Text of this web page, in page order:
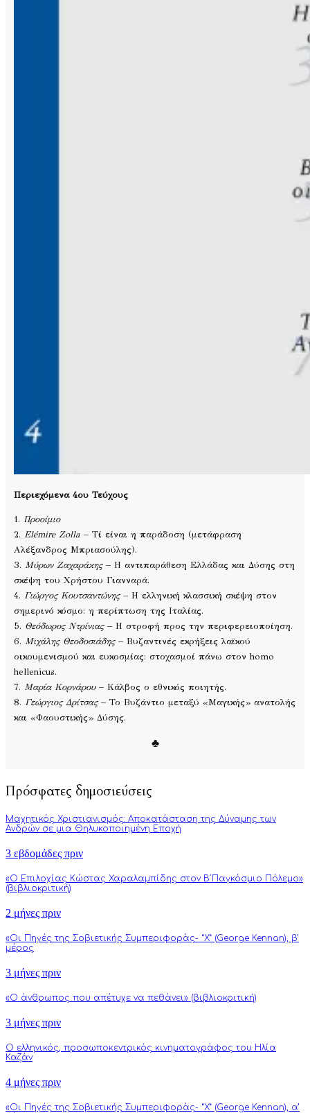
Περιεχόμενα 4ου Τεύχους
1. Προοίμιο
2. Elémire Zolla – Τί είναι η παράδοση (μετάφραση
Αλέξανδρος Μπριασούλης).
3. Μύρων Ζαχαράκης– Η αντιπαράθεση Ελλάδας και Δύσης στη
σκέψη του Χρήστου Γιανναρά.
4. Γιώργος Κουτσαντώνης– Η ελληνική κλασσική σκέψη στον
σημερινό κόσμο: η περίπτωση της Ιταλίας.
5. Θεόδωρος Ντρίνιας– Η στροφή προς την περιφερειοποίηση.
6. Μιχάλης Θεοδοσιάδης– Βυζαντινές εκρήξεις λαϊκού
οικουμενισμού και ευκοσμίας: στοχασμοί πάνω στον homo
hellenicus.
7. Μαρία Κορνάρου– Κάλβος ο εθνικός ποιητής.
8. Γεώργιος Δρίτσας– Το Βυζάντιο μεταξύ «Μαγικής» ανατολής
και «Φαουστικής» Δύσης.
♣
Πρόσφατες δημοσιεύσεις
Μαχητικός Χριστιανισμός: Αποκατάσταση της Δύναμης των
Ανδρών σε μια Θηλυκοποιημένη Εποχή
3 εβδομάδες πριν
«Ο Επιλοχίας Κώστας Χαραλαμπίδης στον Β΄Παγκόσμιο Πόλεμο»
(βιβλιοκριτική)
2 μήνες πριν
«Οι Πηγές της Σοβιετικής Συμπεριφοράς- “Χ” (George Kennan), β’
μέρος
3 μήνες πριν
«Ο άνθρωπος που απέτυχε να πεθάνει» (βιβλιοκριτική)
3 μήνες πριν
Ο ελληνικός, προσωποκεντρικός κινηματογράφος του Ηλία
Καζάν
4 μήνες πριν
«Οι Πηγές της Σοβιετικής Συμπεριφοράς- “Χ” (George Kennan), α’